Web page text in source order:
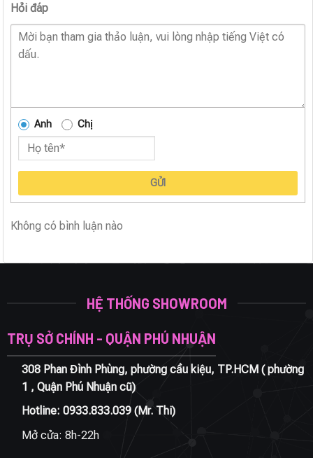
Hỏi đáp
Anh Chị
GỬI
Không có bình luận nào
HỆ THỐNG SHOWROOM
TRỤ SỞ CHÍNH - QUẬN PHÚ NHUẬN
308 Phan Đình Phùng, phường cầu kiệu, TP.HCM ( phường
1 , Quận Phú Nhuận cũ)
Hotline: 0933.833.039(Mr. Thi)
Mở cửa: 8h-22h